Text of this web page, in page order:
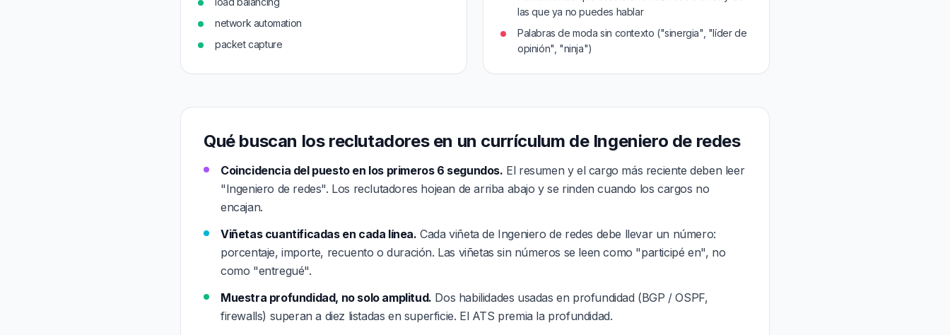
network automation
packet capture
las que ya no puedes hablar
Palabras de moda sin contexto ("sinergia", "líder de
opinión", "ninja")
Qué buscan los reclutadores en un currículum de Ingeniero de redes
Coincidencia del puesto en los primeros 6 segundos. El resumen y el cargo más reciente deben leer
"Ingeniero de redes". Los reclutadores hojean de arriba abajo y se rinden cuando los cargos no
encajan.
Viñetas cuantificadas en cada línea. Cada viñeta de Ingeniero de redes debe llevar un número:
porcentaje, importe, recuento o duración. Las viñetas sin números se leen como "participé en", no
como "entregué".
Muestra profundidad, no solo amplitud. Dos habilidades usadas en profundidad (BGP / OSPF,
firewalls) superan a diez listadas en superficie. El ATS premia la profundidad.